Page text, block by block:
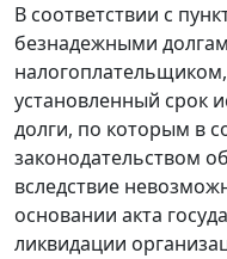
В соответствии с
безнадежными
установленный срок
долги, по которым в
законодательством
вследствие
основании акта
ликвидации